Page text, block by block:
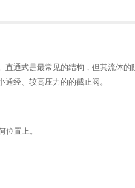
通式是最常见的结构，但其流体
经、较高压力的的截止阀。
位置上。